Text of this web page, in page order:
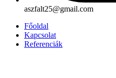
aszfalt25@gmail.com
Főoldal
Kapcsolat
Referenciák